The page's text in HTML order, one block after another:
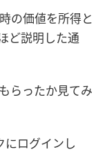
の価値を所得と
ど説明した通
らったか見てみ
にログインし